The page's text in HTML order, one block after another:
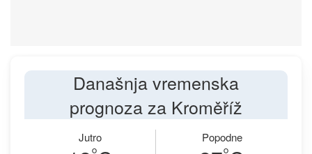
Današnja vremenska
prognoza za Kroměříž
Jutro Popodne